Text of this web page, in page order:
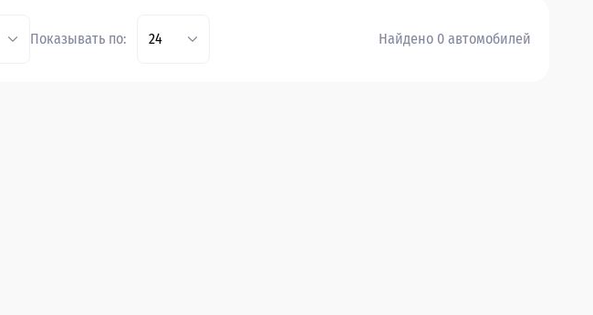
Показывать по: 24 Найдено 0 автомобилей